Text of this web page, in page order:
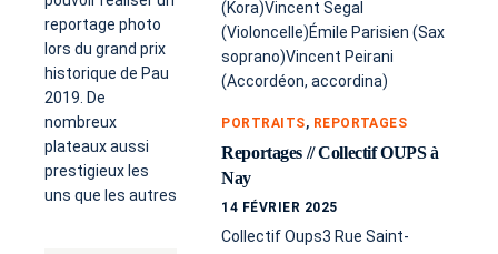
reportage photo
lors du grand prix
historique de Pau
2019. De
nombreux
plateaux aussi
prestigieux les
uns que les autres
(Kora)Vincent Segal
(Violoncelle)Émile Parisien (Sax
soprano)Vincent Peirani
(Accordéon, accordina)
PORTRAITS, REPORTAGES
Reportages // Collectif OUPS à
Nay
14 FÉVRIER 2025
Collectif Oups3 Rue Saint-